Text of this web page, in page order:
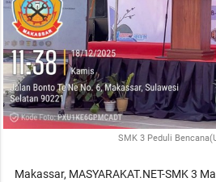
SMK 3 Peduli
Makassar, MASYARAKAT.NET-SMK 3